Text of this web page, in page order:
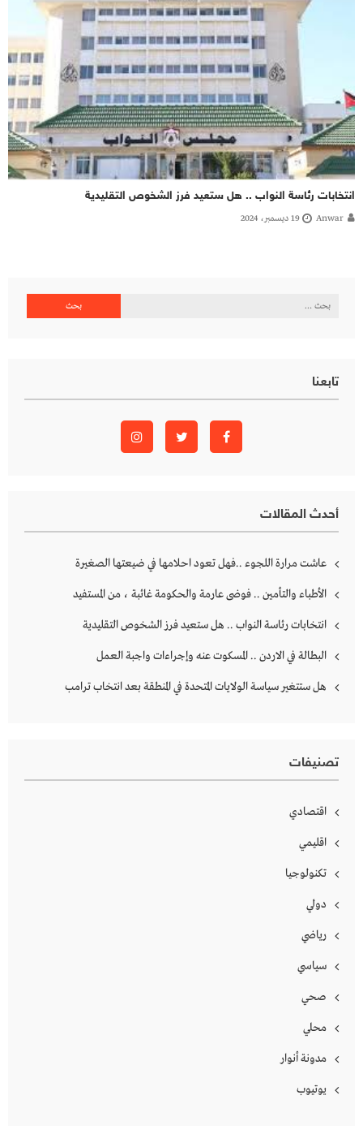
انتخابات رئاسة النواب .. هل ستعيد فرز الشخوص التقليدية
Anwar 19 ديسمبر، 2024
البحث
تابعنا
أحدث المقالات
عاشت مرارة اللجوء ..فهل تعود احلامها في ضيعتها الصغيرة
الأطباء والتأمين .. فوضى عارمة والحكومة غائبة ، من المستفيد
انتخابات رئاسة النواب .. هل ستعيد فرز الشخوص التقليدية
البطالة في الاردن .. المسكوت عنه وإجراءات واجبة العمل
هل ستتغير سياسة الولايات المتحدة في المنطقة بعد انتخاب ترامب
تصنيفات
اقتصادي
اقليمي
تكنولوجيا
دولي
رياضي
سياسي
صحي
محلي
مدونة أنوار
يوتيوب